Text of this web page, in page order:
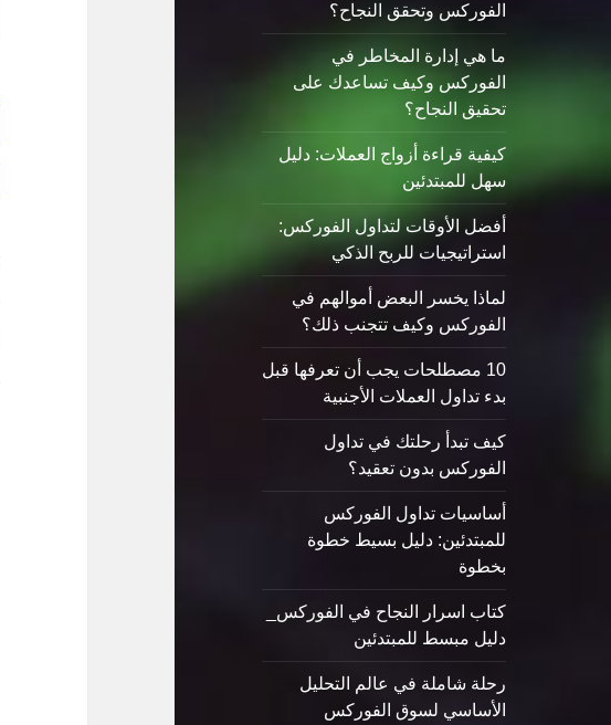
الفوركس وتحقق النجاح؟
ما هي إدارة المخاطر في
الفوركس وكيف تساعدك على
تحقيق النجاح؟
كيفية قراءة أزواج العملات: دليل
سهل للمبتدئين
أفضل الأوقات لتداول الفوركس:
استراتيجيات للربح الذكي
لماذا يخسر البعض أموالهم في
الفوركس وكيف تتجنب ذلك؟
10 مصطلحات يجب أن تعرفها قبل
بدء تداول العملات الأجنبية
كيف تبدأ رحلتك في تداول
الفوركس بدون تعقيد؟
أساسيات تداول الفوركس
للمبتدئين: دليل بسيط خطوة
بخطوة
كتاب اسرار النجاح في الفوركس_
دليل مبسط للمبتدئين
رحلة شاملة في عالم التحليل
الأساسي لسوق الفوركس